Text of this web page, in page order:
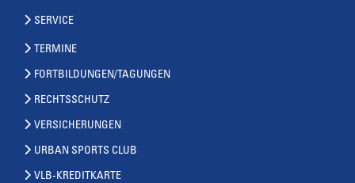
SERVICE
TERMINE
FORTBILDUNGEN/TAGUNGEN
RECHTSSCHUTZ
VERSICHERUNGEN
URBAN SPORTS CLUB
VLB-KREDITKARTE